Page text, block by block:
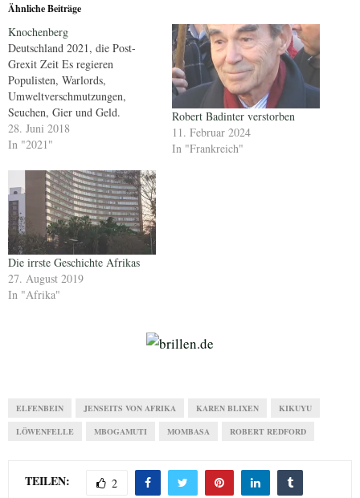
Ähnliche Beiträge
Knochenberg
Deutschland 2021, die Post-
Grexit Zeit Es regieren
Populisten, Warlords,
Umweltverschmutzungen,
Seuchen, Gier und Geld.
Inmitten sozialer Unruhen wird
die erfolgreiche Moderatorin
in Hamburg bestialisch
ermordet. Die Verrohung der
Gesellschaft ist unerträglich.
Eigentlich erfreuen sich die
Menschen nur noch an dem
Leid derer, denen es noch…
28. Juni 2018
In "2021"
Robert Badinter verstorben
11. Februar 2024
In "Frankreich"
Die irrste Geschichte Afrikas
27. August 2019
In "Afrika"
ELFENBEIN JENSEITS VON AFRIKA KAREN BLIXEN KIKUYU
LÖWENFELLE MBOGAMUTI MOMBASA ROBERT REDFORD
TEILEN: 2